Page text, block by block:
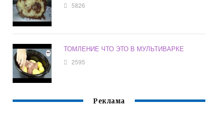
5826
ТОМЛЕНИЕ ЧТО ЭТО В МУЛЬТИВАРКЕ
2595
Реклама